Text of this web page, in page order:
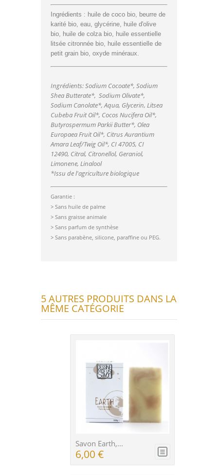
Ingrédients : huile de coco bio, beurre de
karité bio, eau, glycérine, huile d'olive
bio, huile de colza bio, huile essentielle
litsée citronnée bio, huile essentielle de
petit grain bio, oxyde minéraux.
Ingrédients: Sodium Cocoate*, Sodium
Shea Butterate*, Sodium Olivate*,
Sodium Canolate*, Aqua, Glycerin, Litsea
Cubeba Fruit Oil*, Cocos Nucifera Oil*,
Butyrospermum Parkii Butter*, Olea
Europaea Fruit Oil*, Citrus Aurantium
Amara Leaf/Twig Oil*, CI 47005, CI
12490, Citral, Citronellol, Geraniol,
Limonene, Linalool
*Issu de l'agriculture biologique
Garantie :
> Sans huile de palme
> Sans graisse animale
> Sans parfum de synthèse
> Sans parabène, silicone, paraffine ou PEG.
5 AUTRES PRODUITS DANS LA
MÊME CATÉGORIE
Savon Earth,...
6,00 €